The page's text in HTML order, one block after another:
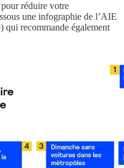
pour réduire votre
une infographie de l’AIE
qui recommande également